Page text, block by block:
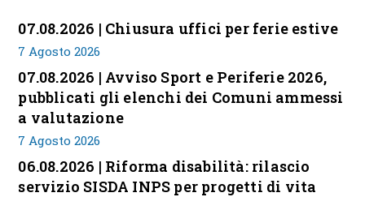
07.08.2026 | Chiusura uffici per ferie estive
7 Agosto 2026
07.08.2026 | Avviso Sport e Periferie 2026,
pubblicati gli elenchi dei Comuni ammessi
a valutazione
7 Agosto 2026
06.08.2026 | Riforma disabilità: rilascio
servizio SISDA INPS per progetti di vita